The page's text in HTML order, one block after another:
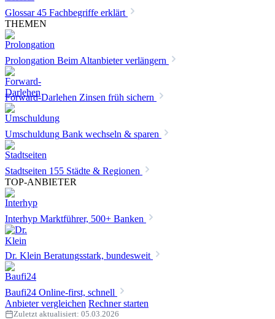
Glossar 45 Fachbegriffe erklärt
THEMEN
Prolongation Beim Altanbieter verlängern
Forward-Darlehen Zinsen früh sichern
Umschuldung Bank wechseln & sparen
Stadtseiten 155 Städte & Regionen
TOP-ANBIETER
Interhyp Marktführer, 500+ Banken
Dr. Klein Beratungsstark, bundesweit
Baufi24 Online-first, schnell
Anbieter vergleichen Rechner starten
Zuletzt aktualisiert: 05.03.2026